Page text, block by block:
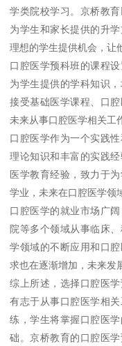
学类院校学习。京桥教
为学生和家长提供的升
理想的学生提供机会，让
口腔医学预科班的课程
为学生提供的学科知识
接受基础医学课程、口
未来从事口腔医学相关工
口腔医学作为一个实践
理论知识和丰富的实践
医学教育经验，致力于
学业，未来在口腔医学领
口腔医学的就业市场广
院等多个领域从事临床
学领域的不断应用和口
求也在逐渐增加，未来发
综上所述，选择口腔医
有志于从事口腔医学相
练，学生将掌握口腔医
础。京桥教育的口腔医